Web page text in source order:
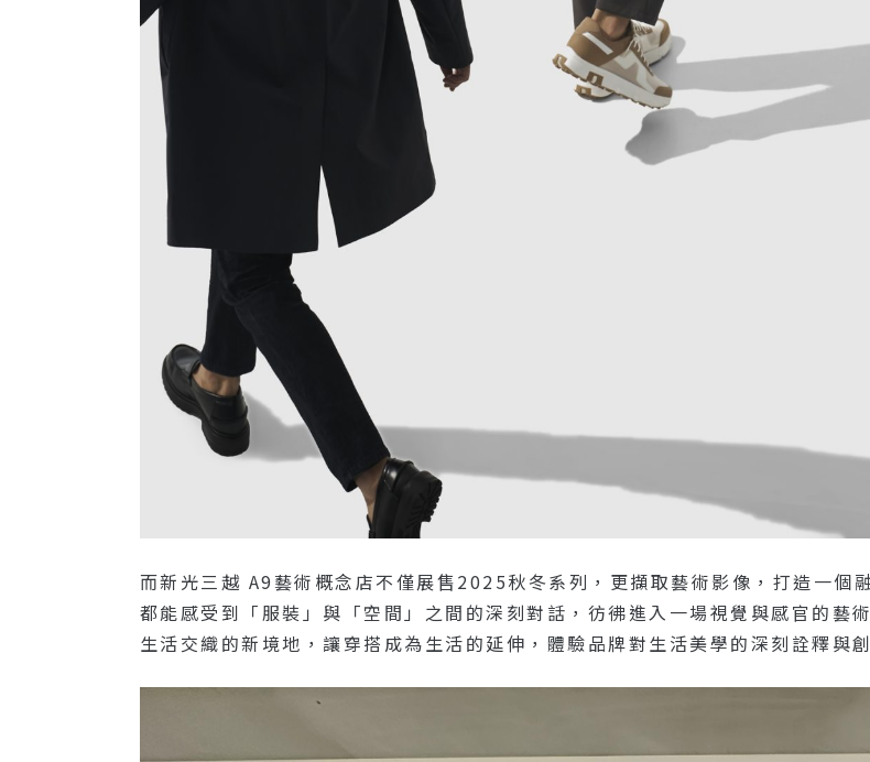
而新光三越 A9藝術概念店不僅展售2025秋冬系列，更擷取藝術影像，打造一個
都能感受到「服裝」與「空間」之間的深刻對話，彷彿進入一場視覺與感官的藝
生活交織的新境地，讓穿搭成為生活的延伸，體驗品牌對生活美學的深刻詮釋與